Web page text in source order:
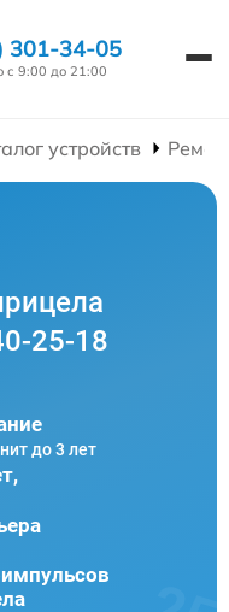
301-34-05
с 9:00 до 21:00
устройств
25-18
до 3 лет